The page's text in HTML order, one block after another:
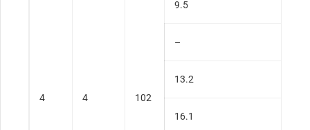
4 4 102
9.5
–
13.2
16.1